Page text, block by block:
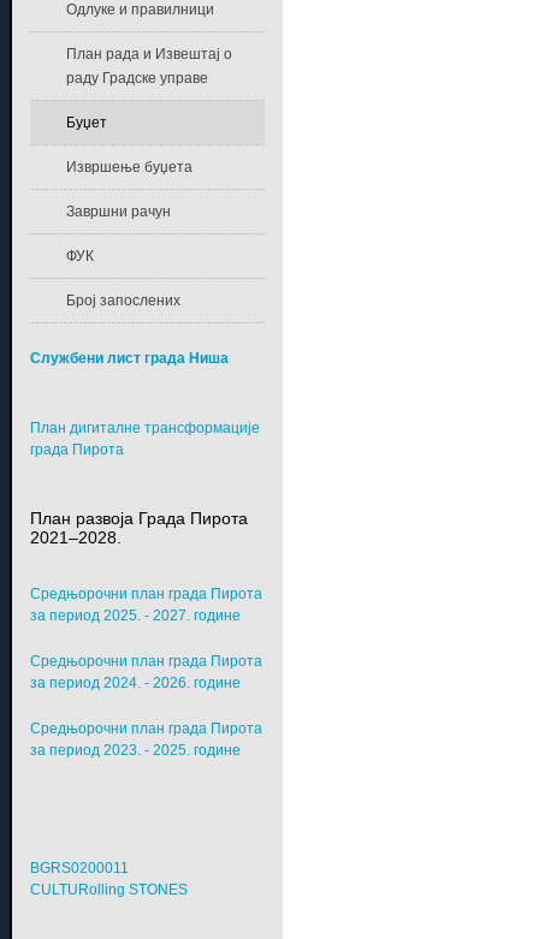
Одлуке и правилници
План рада и Извештај о
раду Градске управе
Буџет
Извршење буџета
Завршни рачун
ФУК
Број запослених
Службени лист града Ниша
План дигиталне трансформације
града Пирота
План развоја Града Пирота
2021–2028.
Средњорочни план града Пирота
за период 2025. - 2027. године
Средњорочни план града Пирота
за период 2024. - 2026. године
Средњорочни план града Пирота
за период 2023. - 2025. године
BGRS0200011
CULTURolling STONES